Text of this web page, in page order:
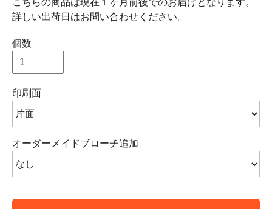
こちらの商品は現在１ヶ月前後でのお届けとなります。
詳しい出荷日はお問い合わせください。
個数
印刷面
オーダーメイドブローチ追加